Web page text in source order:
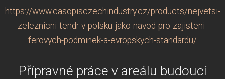
https://www.casopisczechindustry.cz/products/nejvetsi-
zeleznicni-tendr-v-polsku-jako-navod-pro-zajisteni-
ferovych-podminek-a-evropskych-standardu/
Přípravné práce v areálu budoucí